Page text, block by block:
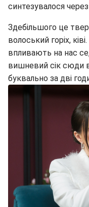
синтезувалося
Здебільшого це
волоський горіх,
впливають на нас
вишневий сік сюди
буквально за дві